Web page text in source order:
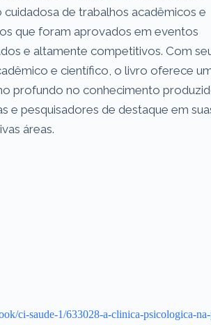
ci-saude-1/633028-a-clinica-psicologica-
cuidadosa de trabalhos acadêmicos e
que foram aprovados em eventos
e altamente competitivos. Com
e científico, o livro oferece
profundo no conhecimento
e pesquisadores de destaque em
áreas.